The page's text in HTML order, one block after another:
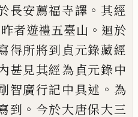
長安薦福寺譯 。 其經
昨者遊禮五臺山 。 迴於
得所將到貞元錄藏經
甚見其經為貞元錄中
智廣行記中具述 。 為
到 。 今於大唐保大三